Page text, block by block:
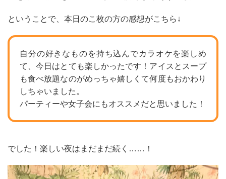
ということで、本日のこ枚の方の感想がこちら↓
自分の好きなものを持ち込んでカラオケを楽しめ
て、今日はとても楽しかったです！アイスとスープ
も食べ放題なのがめっちゃ嬉しくて何度もおかわり
しちゃいました。
パーティーや女子会にもオススメだと思いました！
でした！楽しい夜はまだまだ続く……！